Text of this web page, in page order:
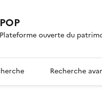
POP
Plateforme ouverte du
Recherche